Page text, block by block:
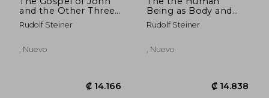
and the Other Three
Gospels: (cw 117A)
(The Collected Works
Inglés)
Rudolf Steiner
, Nuevo
Being as Body and
Soul in Relation to
the Cosmos: Human
Soul and Spirit of the
Steiner) (en Inglés)
Rudolf Steiner
, Nuevo